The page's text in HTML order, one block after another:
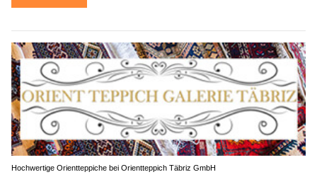
Hochwertige Orientteppiche bei Orientteppich Täbriz GmbH